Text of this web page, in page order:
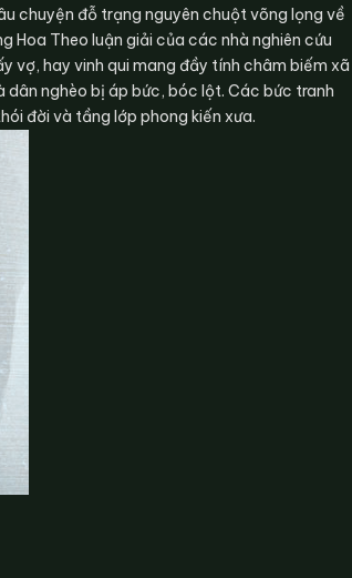
chuyện đỗ trạng nguyên chuột võng lọng về
Hoa Theo luận giải của các nhà nghiên cứu
vợ, hay vinh qui mang đầy tính châm biếm xã
dân nghèo bị áp bức, bóc lột. Các bức tranh
đời và tầng lớp phong kiến xưa.